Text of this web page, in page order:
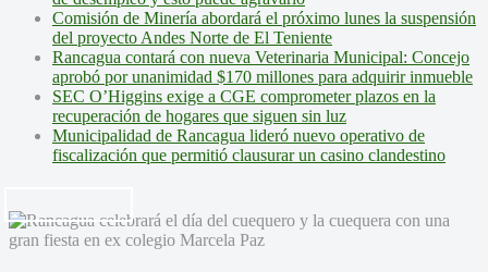
Comisión de Minería abordará el próximo lunes la suspensión
del proyecto Andes Norte de El Teniente
Rancagua contará con nueva Veterinaria Municipal: Concejo
aprobó por unanimidad $170 millones para adquirir inmueble
SEC O’Higgins exige a CGE comprometer plazos en la
recuperación de hogares que siguen sin luz
Municipalidad de Rancagua lideró nuevo operativo de
fiscalización que permitió clausurar un casino clandestino